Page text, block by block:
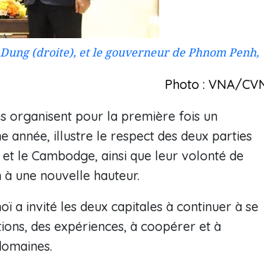
(droite), et le gouverneur de Phnom Penh,
Photo : VNA/
organisent pour la première fois un
année, illustre le respect des deux parties
le Cambodge, ainsi que leur volonté de
une nouvelle hauteur.
a invité les deux capitales à continuer à se
des expériences, à coopérer et à